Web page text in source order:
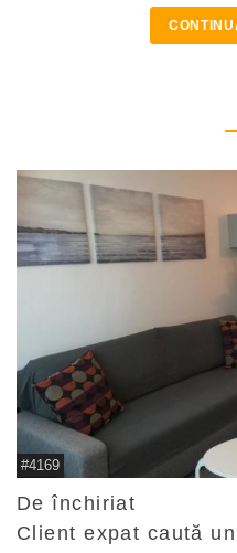
#4169
De închiriat
Client expat caută